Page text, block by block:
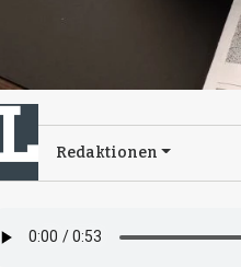
Redaktionen